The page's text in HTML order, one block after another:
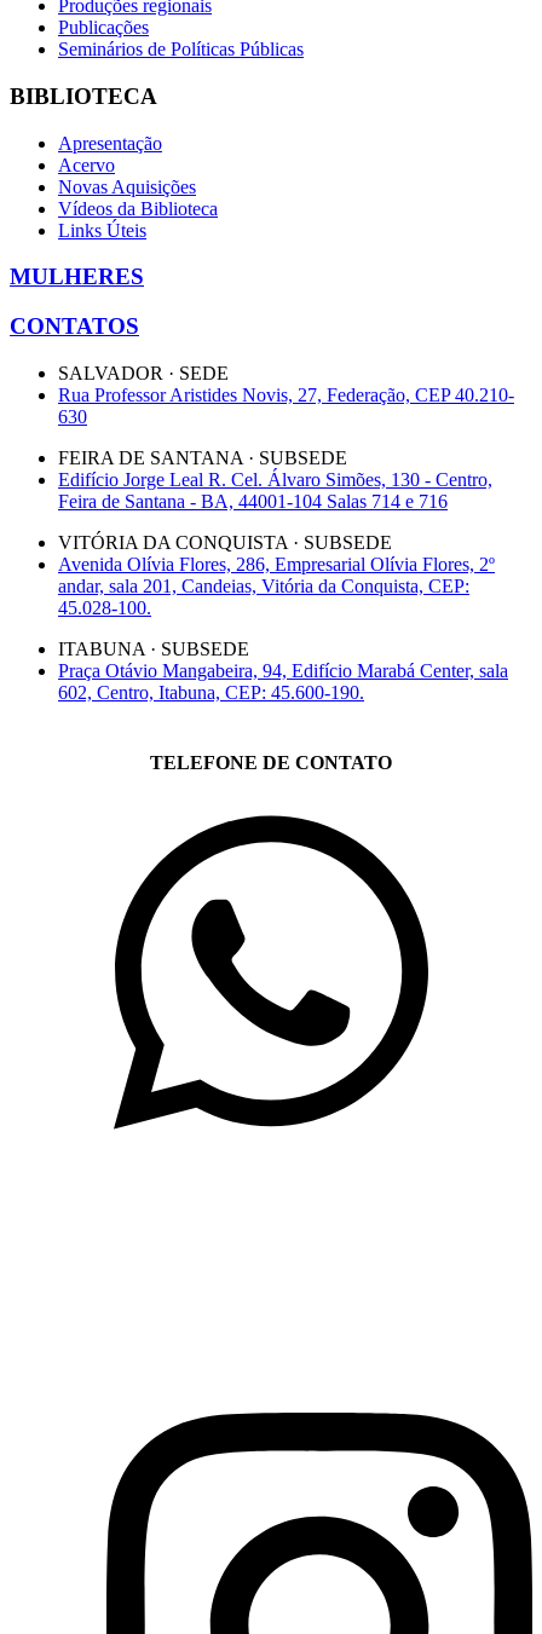
Produções regionais
Publicações
Seminários de Políticas Públicas
BIBLIOTECA
Apresentação
Acervo
Novas Aquisições
Vídeos da Biblioteca
Links Úteis
MULHERES
CONTATOS
SALVADOR · SEDE
Rua Professor Aristides Novis, 27, Federação, CEP 40.210-
630
FEIRA DE SANTANA · SUBSEDE
Edifício Jorge Leal R. Cel. Álvaro Simões, 130 - Centro,
Feira de Santana - BA, 44001-104 Salas 714 e 716
VITÓRIA DA CONQUISTA · SUBSEDE
Avenida Olívia Flores, 286, Empresarial Olívia Flores, 2º
andar, sala 201, Candeias, Vitória da Conquista, CEP:
45.028-100.
ITABUNA · SUBSEDE
Praça Otávio Mangabeira, 94, Edifício Marabá Center, sala
602, Centro, Itabuna, CEP: 45.600-190.
TELEFONE DE CONTATO